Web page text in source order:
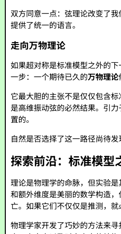
双方同意一点：弦理论改变了我
提供了统一的语言。
走向万物理论
如果超对称是标准模型之外的
一步：一个期待已久的万物理论
它最大胆的主张不是仅仅包含
是高维振动弦的必然结果。引
置的。
自然是否选择了这一路径尚待发
探索前沿：标准模型
理论是物理学的命脉，但实验
和额外维度是美丽的数学构造
亡。如果它们不仅仅是推测，就
物理学家开发了巧妙的方法来